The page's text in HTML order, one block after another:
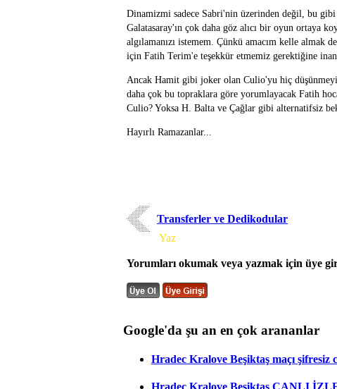
Dinamizmi sadece Sabri'nin üzerinden değil, bu gibi
Galatasaray'ın çok daha göz alıcı bir oyun ortaya
algılamanızı istemem. Çünkü amacım kelle
için Fatih Terim'e teşekkür etmemiz gerektiğine
Ancak Hamit gibi joker olan Culio'yu hiç
daha çok bu topraklara göre yorumlayacak Fatih
Culio? Yoksa H. Balta ve Çağlar gibi alternatifsiz
Hayırlı Ramazanlar...
Transferler ve Dedikodular
Yaz
Yorumları okumak veya yazmak için üye
Google'da şu an en çok arananlar
Hradec Kralove Beşiktaş maçı şifresiz